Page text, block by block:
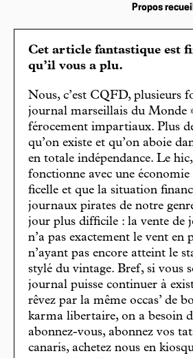
Propos
Cet article fantastique est
qu’il vous a plu.
Nous, c’est CQFD, plusieurs
journal marseillais du Monde
férocement impartiaux. Plus
qu’on existe et qu’on aboie
en totale indépendance. Le hic,
fonctionne avec une économie
ficelle et que la situation
journaux pirates de notre
jour plus difficile : la vente de
n’a pas exactement le vent
n’ayant pas encore atteint le
stylé du vintage. Bref, si vous
journal puisse continuer à
rêvez par la même occas’ de
karma libertaire, on a besoin
abonnez-vous, abonnez vos
canaris, achetez nous en